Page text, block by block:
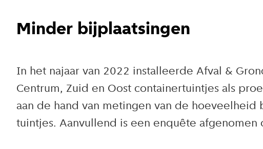
Minder bijplaatsingen
In het najaar van 2022 installeerde Afval &
Centrum, Zuid en Oost containertuintjes als
aan de hand van metingen van de
tuintjes. Aanvullend is een enquête